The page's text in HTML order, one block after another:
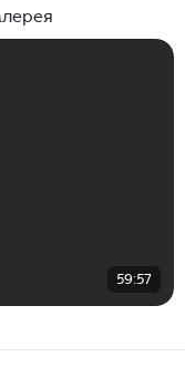
59:57